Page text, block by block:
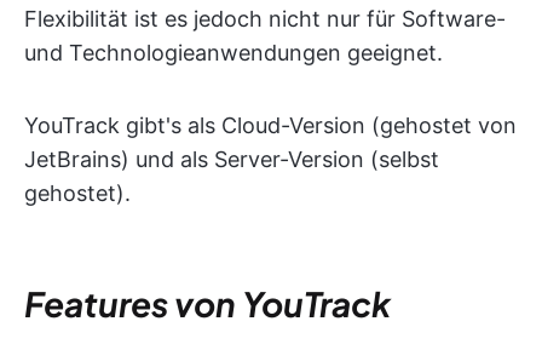
Flexibilität ist es jedoch nicht nur für Software-
und Technologieanwendungen geeignet.
YouTrack gibt's als Cloud-Version (gehostet von
JetBrains) und als Server-Version (selbst
gehostet).
Features von YouTrack